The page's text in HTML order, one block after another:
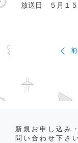
放送日 ５月１
新規お申し込み
問い合わせ下さ